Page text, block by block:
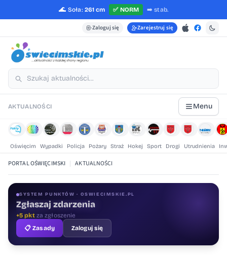
🌊 Soła: 261 cm ✅ NORM ➡️stab.
Zaloguj się Zarejestruj się
AKTUALNOŚCI Menu
Oświęcim Wypadki Policja Pożary Straż Hokej Sport Drogi Utrudnienia
PORTAL OŚWIĘCIMSKI | AKTUALNOŚCI
SYSTEM PUNKTÓW · OSWIECIMSKIE.PL
Zgłaszaj zdarzenia
+5 pktza zgłoszenie
Oceniaj treści
+1 pktza ocenę
📋 Zasady
Zaloguj się